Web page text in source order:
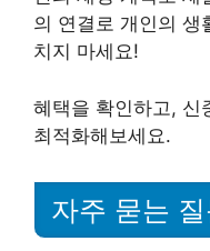
의 연결로 개인의 생
치지 마세요!
혜택을 확인하고, 신
최적화해보세요.
자주 묻는